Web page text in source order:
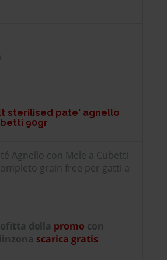
sterilised pate' agnello
90gr
Agnello con Mele a Cubetti
grain free per gatti a
della promo con
scarica gratis